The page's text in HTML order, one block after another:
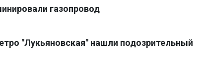
газопровод
"Лукьяновская" нашли подозрительный